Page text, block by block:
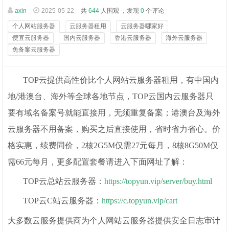
axin 2025-05-22 共 644 人围观 ，发现 0 个评论
个人网站服务器 云服务器租用
云服务器哪家好
便宜云服务器
国内云服务器 香港云服务器
海外云服务器
免备案云服务器
TOP云提供高性价比个人网站云服务器租用，有中国内
地/港澳台、海外等全球各地节点，TOP云国内云服务器只
要有域名备案号就能直接用，无须重复备案；港澳台及海外
云服务器不用备案，购买之后直接使用，省时省力省心。价
格实惠，续费同价，2核2G5M仅需27元每月，8核8G50M仅
需66元每月，更多配置套餐请进入下面网址了解：
TOP云总站云服务器：https://topyun.vip/server/buy.html
TOP云C站云服务器：https://c.topyun.vip/cart
大多数云服务提供商为个人网站云服务器提供安全日志审计